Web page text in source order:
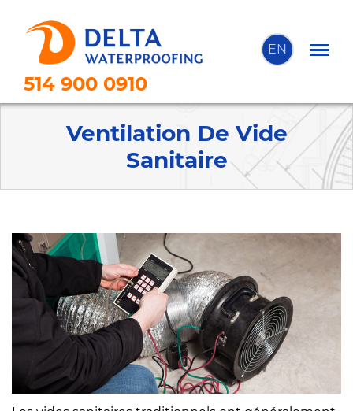
514 900 0910
EN
Ventilation De Vide
Sanitaire